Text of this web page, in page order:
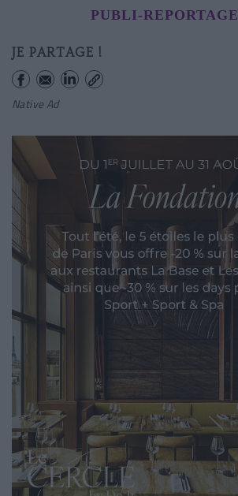
PUBLI-REPORTAGE
JE PARTAGE !
Native Ad